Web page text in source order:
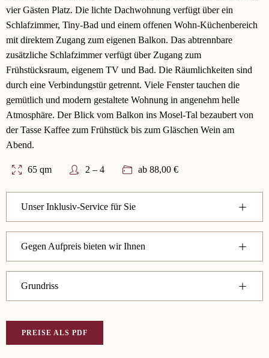
vier Gästen Platz. Die lichte Dachwohnung verfügt über ein
Schlafzimmer, Tiny-Bad und einem offenen Wohn-Küchenbereich
mit direktem Zugang zum eigenen Balkon. Das abtrennbare
zusätzliche Schlafzimmer verfügt über Zugang zum
Frühstücksraum, eigenem TV und Bad. Die Räumlichkeiten sind
durch eine Verbindungstür getrennt. Viele Fenster tauchen die
gemütlich und modern gestaltete Wohnung in angenehm helle
Atmosphäre. Der Blick vom Balkon ins Mosel-Tal bezaubert von
der Tasse Kaffee zum Frühstück bis zum Gläschen Wein am
Abend.
65 qm 2 – 4 ab 88,00 €
Unser Inklusiv-Service für Sie
Gegen Aufpreis bieten wir Ihnen
Grundriss
PREISE ALS PDF